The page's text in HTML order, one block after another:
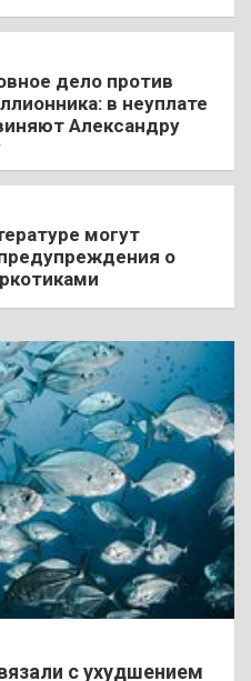
дело против
в неуплате
Александру
могут
о
с ухудшением